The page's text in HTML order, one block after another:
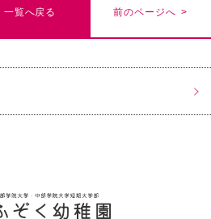
一覧へ戻る 前のページへ >